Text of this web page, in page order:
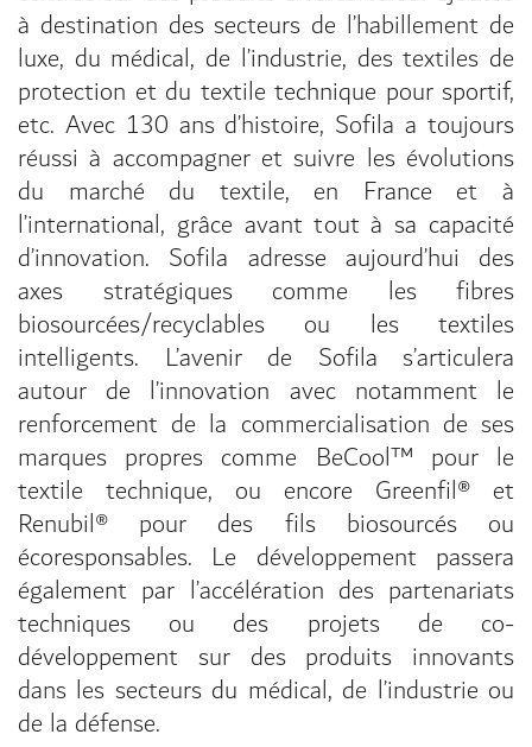
à destination des secteurs de l’habillement de
luxe, du médical, de l’industrie, des textiles de
protection et du textile technique pour sportif,
etc. Avec 130 ans d’histoire, Sofila a toujours
réussi à accompagner et suivre les évolutions
du marché du textile, en France et à
l’international, grâce avant tout à sa capacité
d’innovation. Sofila adresse aujourd’hui des
axes stratégiques comme les fibres
biosourcées/recyclables ou les textiles
intelligents. L’avenir de Sofila s’articulera
autour de l’innovation avec notamment le
renforcement de la commercialisation de ses
marques propres comme BeCool™ pour le
textile technique, ou encore Greenfil® et
Renubil® pour des fils biosourcés ou
écoresponsables. Le développement passera
également par l’accélération des partenariats
techniques ou des projets de co-
développement sur des produits innovants
dans les secteurs du médical, de l’industrie ou
de la défense.